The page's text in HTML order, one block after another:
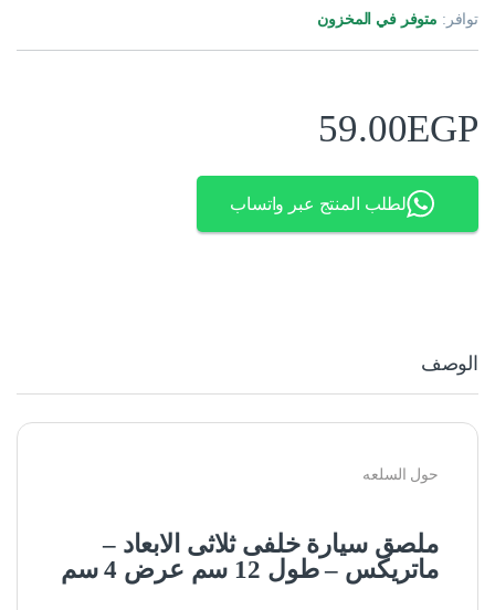
توافر: متوفر في المخزون
59.00EGP
لطلب المنتج عبر واتساب
الوصف
حول السلعه
ملصق سيارة خلفى ثلاثى الابعاد –
ماتريكس – طول 12 سم عرض 4 سم